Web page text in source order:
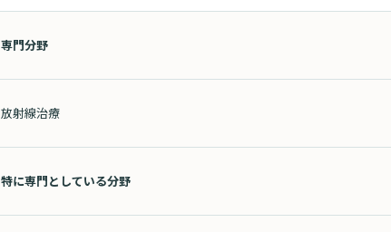
専門分野
放射線治療
特に専門としている分野